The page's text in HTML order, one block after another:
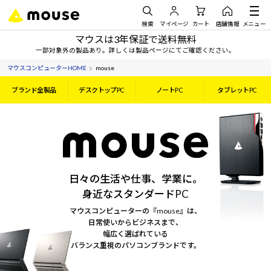
検索 マイページ カート 店舗情報 メニュー
マウスは3年保証で送料無料
一部対象外の製品あり。詳しくは製品ページにてご確認ください。
マウスコンピューターHOME mouse
ブランド全製品 デスクトップPC ノートPC タブレットPC
日々の生活や仕事、学業に。
身近なスタンダードPC
マウスコンピューターの『mouse』は、
日常使いからビジネスまで、
幅広く選ばれている
バランス重視のパソコンブランドです。